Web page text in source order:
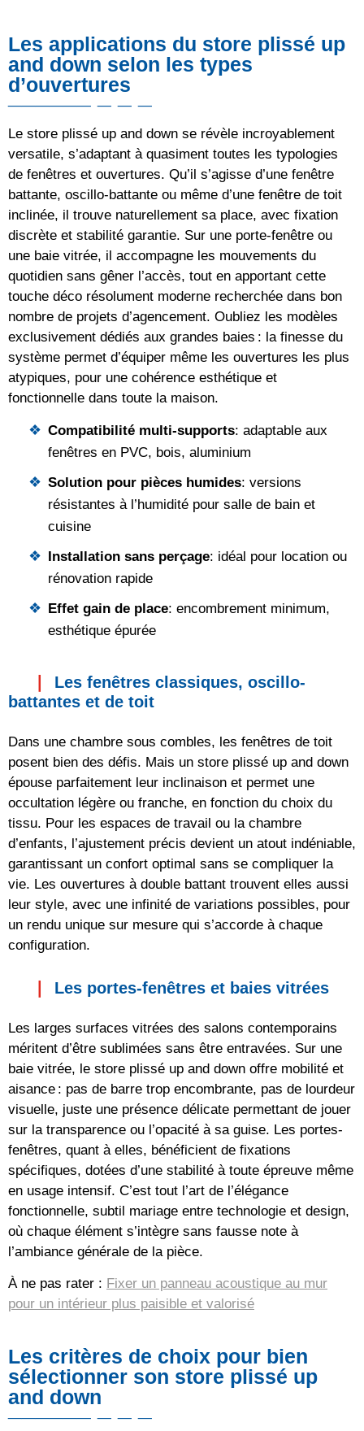
Les applications du store plissé up
and down selon les types
d’ouvertures
Le store plissé up and down se révèle incroyablement
versatile, s’adaptant à quasiment toutes les typologies
de fenêtres et ouvertures. Qu’il s’agisse d’une fenêtre
battante, oscillo-battante ou même d’une fenêtre de toit
inclinée, il trouve naturellement sa place, avec fixation
discrète et stabilité garantie. Sur une porte-fenêtre ou
une baie vitrée, il accompagne les mouvements du
quotidien sans gêner l’accès, tout en apportant cette
touche déco résolument moderne recherchée dans bon
nombre de projets d’agencement. Oubliez les modèles
exclusivement dédiés aux grandes baies : la finesse du
système permet d’équiper même les ouvertures les plus
atypiques, pour une cohérence esthétique et
fonctionnelle dans toute la maison.
Compatibilité multi-supports: adaptable aux
fenêtres en PVC, bois, aluminium
Solution pour pièces humides: versions
résistantes à l’humidité pour salle de bain et
cuisine
Installation sans perçage: idéal pour location ou
rénovation rapide
Effet gain de place: encombrement minimum,
esthétique épurée
Les fenêtres classiques, oscillo-
battantes et de toit
Dans une chambre sous combles, les fenêtres de toit
posent bien des défis. Mais un store plissé up and down
épouse parfaitement leur inclinaison et permet une
occultation légère ou franche, en fonction du choix du
tissu. Pour les espaces de travail ou la chambre
d’enfants, l’ajustement précis devient un atout indéniable,
garantissant un confort optimal sans se compliquer la
vie. Les ouvertures à double battant trouvent elles aussi
leur style, avec une infinité de variations possibles, pour
un rendu unique sur mesure qui s’accorde à chaque
configuration.
Les portes-fenêtres et baies vitrées
Les larges surfaces vitrées des salons contemporains
méritent d’être sublimées sans être entravées. Sur une
baie vitrée, le store plissé up and down offre mobilité et
aisance : pas de barre trop encombrante, pas de lourdeur
visuelle, juste une présence délicate permettant de jouer
sur la transparence ou l’opacité à sa guise. Les portes-
fenêtres, quant à elles, bénéficient de fixations
spécifiques, dotées d’une stabilité à toute épreuve même
en usage intensif. C’est tout l’art de l’élégance
fonctionnelle, subtil mariage entre technologie et design,
où chaque élément s’intègre sans fausse note à
l’ambiance générale de la pièce.
À ne pas rater : Fixer un panneau acoustique au mur
pour un intérieur plus paisible et valorisé
Les critères de choix pour bien
sélectionner son store plissé up
and down